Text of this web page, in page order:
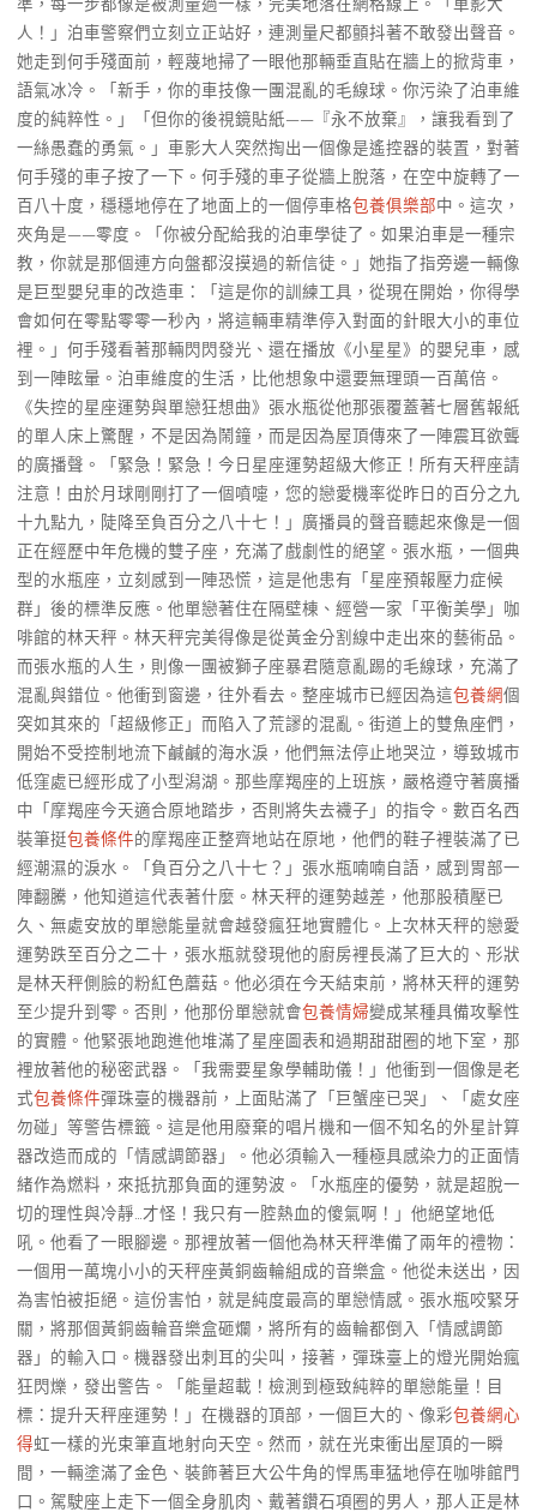
人！」泊車警察們立刻立正站好，連測量尺都顫抖著不敢發出聲音。
她走到何手殘面前，輕蔑地掃了一眼他那輛垂直貼在牆上的掀背車，
語氣冰冷。「新手，你的車技像一團混亂的毛線球。你污染了泊車維
度的純粹性。」「但你的後視鏡貼紙——『永不放棄』，讓我看到了
一絲愚蠢的勇氣。」車影大人突然掏出一個像是遙控器的裝置，對著
何手殘的車子按了一下。何手殘的車子從牆上脫落，在空中旋轉了一
百八十度，穩穩地停在了地面上的一個停車格包養俱樂部中。這次，
夾角是——零度。「你被分配給我的泊車學徒了。如果泊車是一種宗
教，你就是那個連方向盤都沒摸過的新信徒。」她指了指旁邊一輛像
是巨型嬰兒車的改造車：「這是你的訓練工具，從現在開始，你得學
會如何在零點零零一秒內，將這輛車精準停入對面的針眼大小的車位
裡。」何手殘看著那輛閃閃發光、還在播放《小星星》的嬰兒車，感
到一陣眩暈。泊車維度的生活，比他想象中還要無理頭一百萬倍。
《失控的星座運勢與單戀狂想曲》張水瓶從他那張覆蓋著七層舊報紙
的單人床上驚醒，不是因為鬧鐘，而是因為屋頂傳來了一陣震耳欲聾
的廣播聲。「緊急！緊急！今日星座運勢超級大修正！所有天秤座請
注意！由於月球剛剛打了一個噴嚏，您的戀愛機率從昨日的百分之九
十九點九，陡降至負百分之八十七！」廣播員的聲音聽起來像是一個
正在經歷中年危機的雙子座，充滿了戲劇性的絕望。張水瓶，一個典
型的水瓶座，立刻感到一陣恐慌，這是他患有「星座預報壓力症候
群」後的標準反應。他單戀著住在隔壁棟、經營一家「平衡美學」咖
啡館的林天秤。林天秤完美得像是從黃金分割線中走出來的藝術品。
而張水瓶的人生，則像一團被獅子座暴君隨意亂踢的毛線球，充滿了
混亂與錯位。他衝到窗邊，往外看去。整座城市已經因為這包養網個
突如其來的「超級修正」而陷入了荒謬的混亂。街道上的雙魚座們，
開始不受控制地流下鹹鹹的海水淚，他們無法停止地哭泣，導致城市
低窪處已經形成了小型潟湖。那些摩羯座的上班族，嚴格遵守著廣播
中「摩羯座今天適合原地踏步，否則將失去襪子」的指令。數百名西
裝筆挺包養條件的摩羯座正整齊地站在原地，他們的鞋子裡裝滿了已
經潮濕的淚水。「負百分之八十七？」張水瓶喃喃自語，感到胃部一
陣翻騰，他知道這代表著什麼。林天秤的運勢越差，他那股積壓已
久、無處安放的單戀能量就會越發瘋狂地實體化。上次林天秤的戀愛
運勢跌至百分之二十，張水瓶就發現他的廚房裡長滿了巨大的、形狀
是林天秤側臉的粉紅色蘑菇。他必須在今天結束前，將林天秤的運勢
至少提升到零。否則，他那份單戀就會包養情婦變成某種具備攻擊性
的實體。他緊張地跑進他堆滿了星座圖表和過期甜甜圈的地下室，那
裡放著他的秘密武器。「我需要星象學輔助儀！」他衝到一個像是老
式包養條件彈珠臺的機器前，上面貼滿了「巨蟹座已哭」、「處女座
勿碰」等警告標籤。這是他用廢棄的唱片機和一個不知名的外星計算
器改造而成的「情感調節器」。他必須輸入一種極具感染力的正面情
緒作為燃料，來抵抗那負面的運勢波。「水瓶座的優勢，就是超脫一
切的理性與冷靜…才怪！我只有一腔熱血的傻氣啊！」他絕望地低
吼。他看了一眼腳邊。那裡放著一個他為林天秤準備了兩年的禮物：
一個用一萬塊小小的天秤座黃銅齒輪組成的音樂盒。他從未送出，因
為害怕被拒絕。這份害怕，就是純度最高的單戀情感。張水瓶咬緊牙
關，將那個黃銅齒輪音樂盒砸爛，將所有的齒輪都倒入「情感調節
器」的輸入口。機器發出刺耳的尖叫，接著，彈珠臺上的燈光開始瘋
狂閃爍，發出警告。「能量超載！檢測到極致純粹的單戀能量！目
標：提升天秤座運勢！」在機器的頂部，一個巨大的、像彩包養網心
得虹一樣的光束筆直地射向天空。然而，就在光束衝出屋頂的一瞬
間，一輛塗滿了金色、裝飾著巨大公牛角的悍馬車猛地停在咖啡館門
口。駕駛座上走下一個全身肌肉、戴著鑽石項圈的男人，那人正是林